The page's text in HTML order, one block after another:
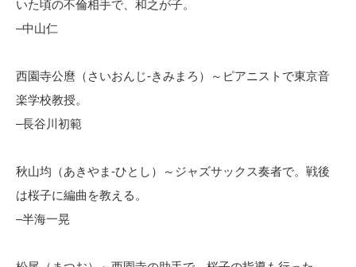
いた頃の不倫相手で、和之が子。
–中山仁
西園寺公麿（さいおんじ-きみまろ）～ピアニストで東京音
楽学校教授。
–長谷川初範
秋山均（あきやま-ひとし）～ジャズサックス奏者で。戦後
は桜子に編曲を教える。
–半海一晃